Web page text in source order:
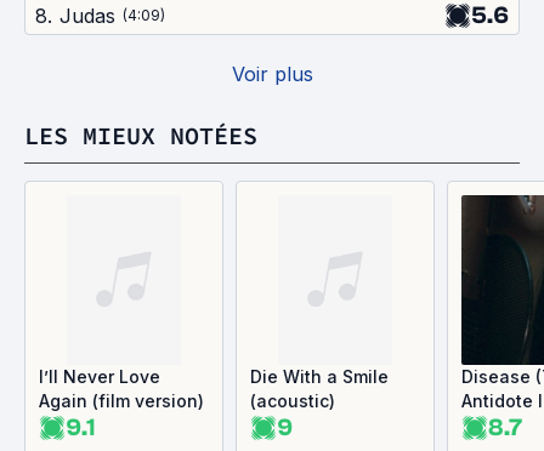
8. Judas (4:09) 5.6
Voir plus
LES MIEUX NOTÉES
I’ll Never Love
Again (film version)
9.1
Die With a Smile
(acoustic)
9
Disease
Antidote
8.7